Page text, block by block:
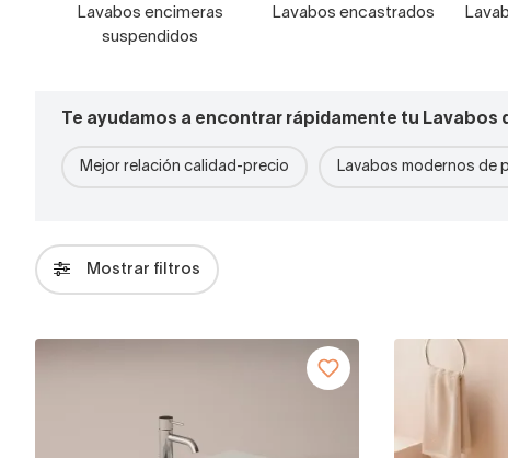
Lavabos encimeras
suspendidos
Lavabos encastrados
Te ayudamos a encontrar rápidamente tu Lavabos
Mejor relación calidad-precio Lavabos modernos de
Mostrar filtros